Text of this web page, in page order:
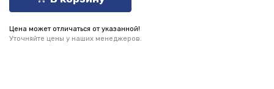
Цена может отличаться от указанной!
Уточняйте цены у наших менеджеров.